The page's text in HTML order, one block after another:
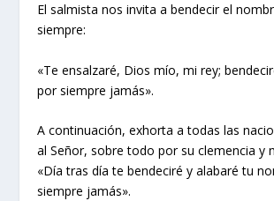
El salmista nos invita a bendecir el
siempre:
«Te ensalzaré, Dios mío, mi rey;
por siempre jamás».
A continuación, exhorta a todas las
al Señor, sobre todo por su clemencia y
«Día tras día te bendeciré y alabaré tu
siempre jamás».